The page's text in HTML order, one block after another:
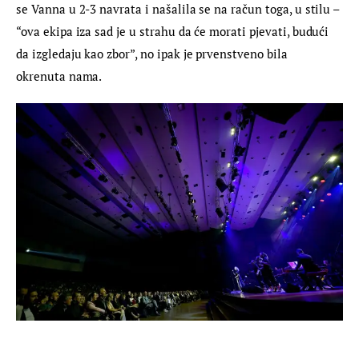
se Vanna u 2-3 navrata i našalila se na račun toga, u stilu –
“ova ekipa iza sad je u strahu da će morati pjevati, budući
da izgledaju kao zbor”, no ipak je prvenstveno bila
okrenuta nama.